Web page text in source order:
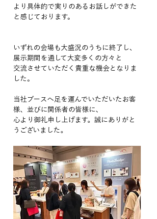
より具体的で実りのあるお話しができた
と感じております。
いずれの会場も大盛況のうちに終了し、
展示期間を通して大変多くの方々と
交流させていただく貴重な機会となりま
した。
当社ブースへ足を運んでいただいたお客
様、並びに関係者の皆様に、
心より御礼申し上げます。誠にありがと
うございました。